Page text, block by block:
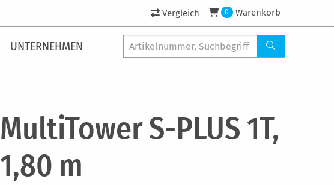
Vergleich 0 Warenkorb
UNTERNEHMEN
MultiTower S-PLUS 1T,
1,80 m